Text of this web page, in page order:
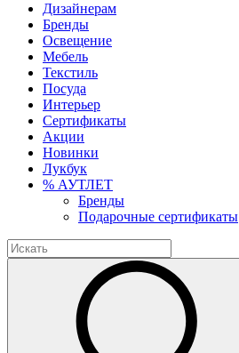
Дизайнерам
Бренды
Освещение
Мебель
Текстиль
Посуда
Интерьер
Сертификаты
Акции
Новинки
Лукбук
% АУТЛЕТ
Бренды
Подарочные сертификаты